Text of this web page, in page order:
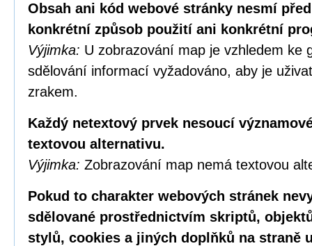
Obsah ani kód webové stránky nesmí
konkrétní způsob použití ani konkrétní
Výjimka: U zobrazování map je vzhledem ke
sdělování informací vyžadováno, aby je
zrakem.
Každý netextový prvek nesoucí
textovou alternativu.
Výjimka: Zobrazování map nemá textovou
Pokud to charakter webových stránek
sdělované prostřednictvím skriptů,
stylů, cookies a jiných doplňků na straně